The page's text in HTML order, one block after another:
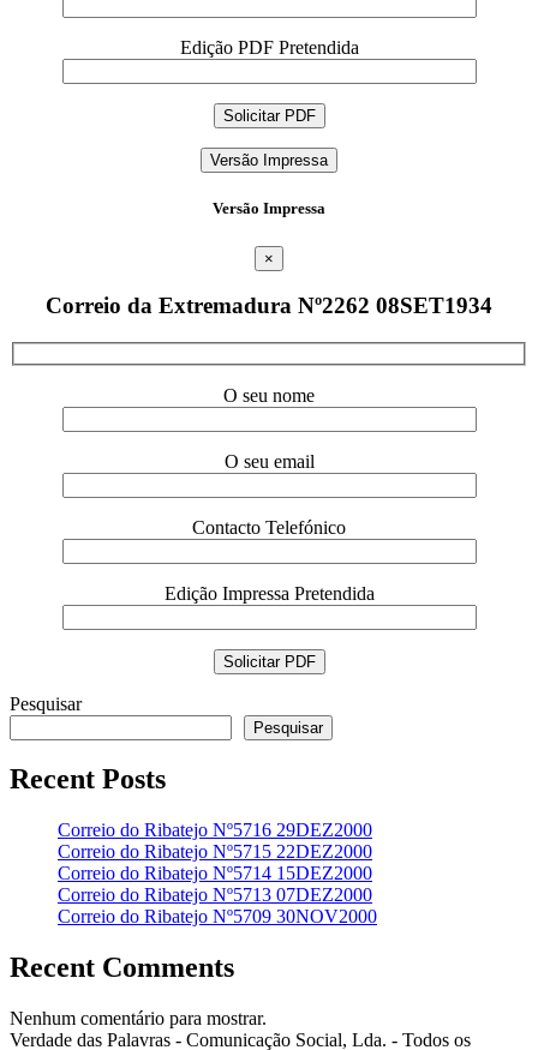
Edição PDF Pretendida
Versão Impressa
Versão Impressa
×
Correio da Extremadura Nº2262 08SET1934
O seu nome
O seu email
Contacto Telefónico
Edição Impressa Pretendida
Pesquisar
Pesquisar
Recent Posts
Correio do Ribatejo Nº5716 29DEZ2000
Correio do Ribatejo Nº5715 22DEZ2000
Correio do Ribatejo Nº5714 15DEZ2000
Correio do Ribatejo Nº5713 07DEZ2000
Correio do Ribatejo Nº5709 30NOV2000
Recent Comments
Nenhum comentário para mostrar.
Verdade das Palavras - Comunicação Social, Lda. - Todos os